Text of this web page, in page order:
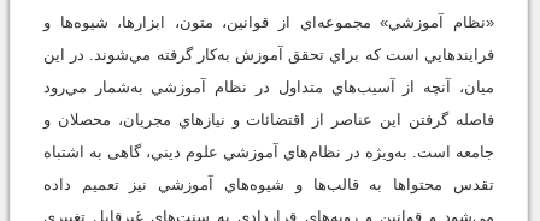
«نظام آموزشي» مجموعه‌اي از قوانين، متون، ابزارها، شيوه‌ها و
فرايندهايي است که براي تحقق آموزش به‌کار گرفته مي‌شوند. در اين
ميان، آنچه از آسيب‌هاي متداول در نظام آموزشي به‌شمار مي‌رود
فاصله گرفتن اين عناصر از اقتضائات و نيازهاي مجريان، محصلان و
جامعه است. به‌ويژه در نظام‌هاي آموزشي علوم ديني، گاهی به اشتباه
تقدس محتواها به قالب‌ها و شيوه‌هاي آموزشي نیز تعمیم داده
می‌شود و قوانين و رويه‌هاي قراردادي به سنت‌هاي غيرقابل تغييری